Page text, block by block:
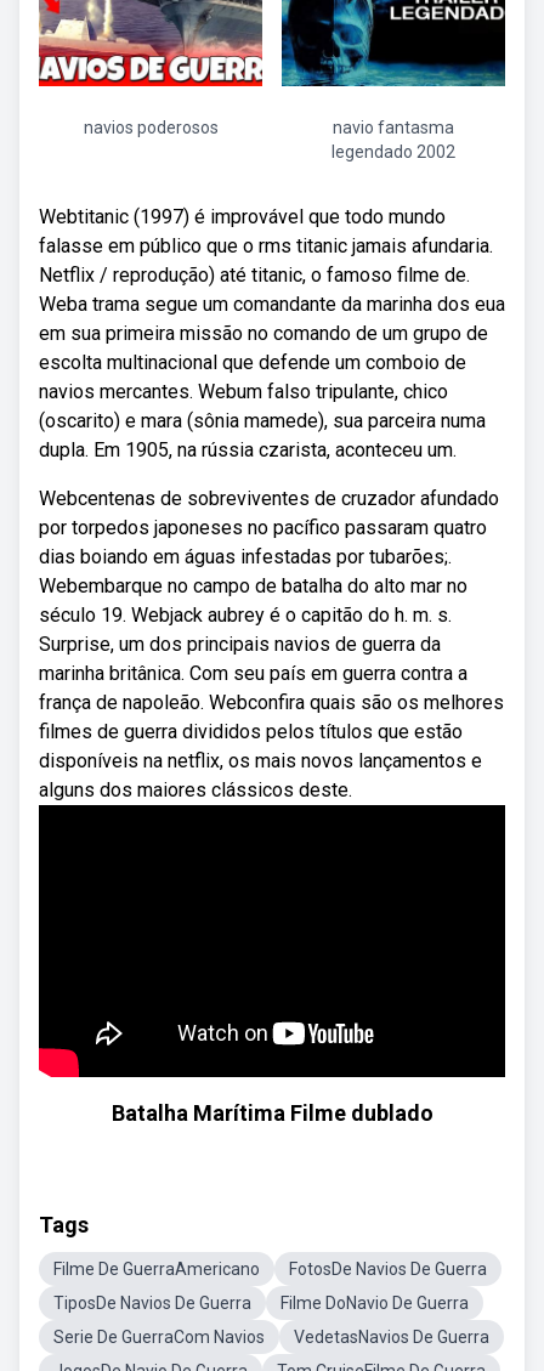
navios poderosos
navio fantasma
legendado 2002
Webtitanic (1997) é improvável que todo mundo
falasse em público que o rms titanic jamais afundaria.
Netflix / reprodução) até titanic, o famoso filme de.
Weba trama segue um comandante da marinha dos eua
em sua primeira missão no comando de um grupo de
escolta multinacional que defende um comboio de
navios mercantes. Webum falso tripulante, chico
(oscarito) e mara (sônia mamede), sua parceira numa
dupla. Em 1905, na rússia czarista, aconteceu um.
Webcentenas de sobreviventes de cruzador afundado
por torpedos japoneses no pacífico passaram quatro
dias boiando em águas infestadas por tubarões;.
Webembarque no campo de batalha do alto mar no
século 19. Webjack aubrey é o capitão do h. m. s.
Surprise, um dos principais navios de guerra da
marinha britânica. Com seu país em guerra contra a
frança de napoleão. Webconfira quais são os melhores
filmes de guerra divididos pelos títulos que estão
disponíveis na netflix, os mais novos lançamentos e
alguns dos maiores clássicos deste.
Batalha Marítima Filme dublado
Tags
Filme De GuerraAmericano
FotosDe Navios De Guerra
TiposDe Navios De Guerra
Filme DoNavio De Guerra
Serie De GuerraCom Navios
VedetasNavios De Guerra